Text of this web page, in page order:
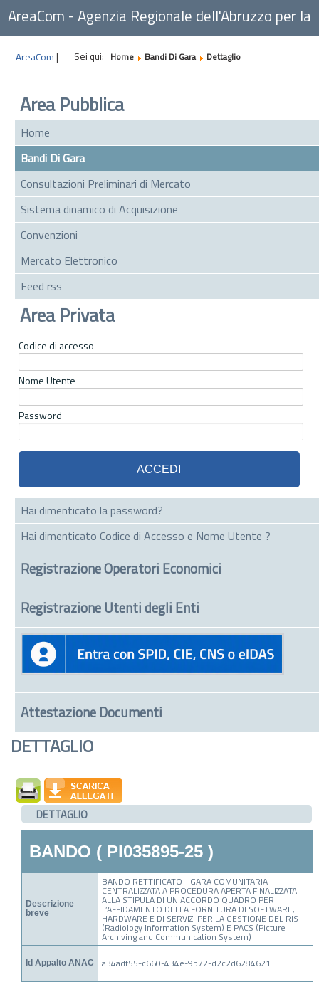
AreaCom - Agenzia Regionale dell'Abruzzo per la
Committenza
AreaCom | Sei qui: Home Bandi Di Gara Dettaglio
Area Pubblica
Home
Bandi Di Gara
Consultazioni Preliminari di Mercato
Sistema dinamico di Acquisizione
Convenzioni
Mercato Elettronico
Feed rss
Area Privata
Codice di accesso
Nome Utente
Password
Hai dimenticato la password?
Hai dimenticato Codice di Accesso e Nome Utente ?
Registrazione Operatori Economici
Registrazione Utenti degli Enti
Attestazione Documenti
DETTAGLIO
DETTAGLIO
BANDO ( PI035895-25 )
Descrizione
breve
BANDO RETTIFICATO - GARA COMUNITARIA
CENTRALIZZATA A PROCEDURA APERTA FINALIZZATA
ALLA STIPULA DI UN ACCORDO QUADRO PER
L’AFFIDAMENTO DELLA FORNITURA DI SOFTWARE,
HARDWARE E DI SERVIZI PER LA GESTIONE DEL RIS
(Radiology Information System) E PACS (Picture
Archiving and Communication System)
Id Appalto ANAC a34adf55-c660-434e-9b72-d2c2d6284621